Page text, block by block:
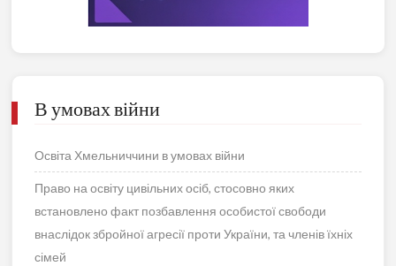
В умовах війни
Освіта Хмельниччини в умовах війни
Право на освіту цивільних осіб, стосовно яких
встановлено факт позбавлення особистої свободи
внаслідок збройної агресії проти України, та членів їхніх
сімей